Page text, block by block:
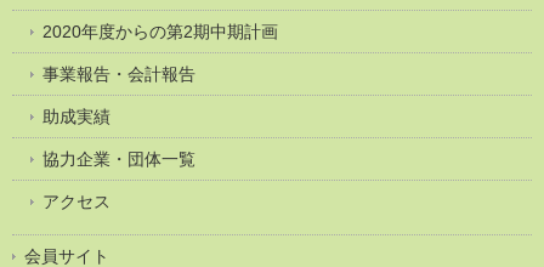
2020年度からの第2期中期計画
事業報告・会計報告
助成実績
協力企業・団体一覧
アクセス
会員サイト